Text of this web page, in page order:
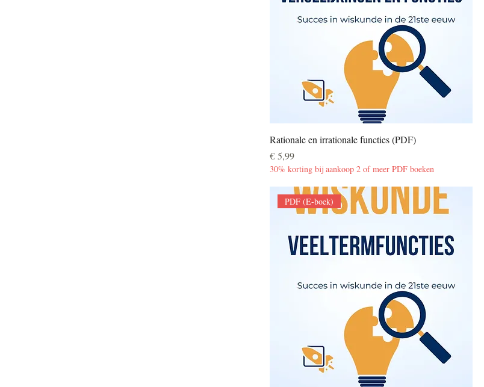
Rationale en irrationale functies (PDF)
Prijs
€ 5,99
30% korting bij aankoop 2 of meer PDF boeken
PDF (E-boek)